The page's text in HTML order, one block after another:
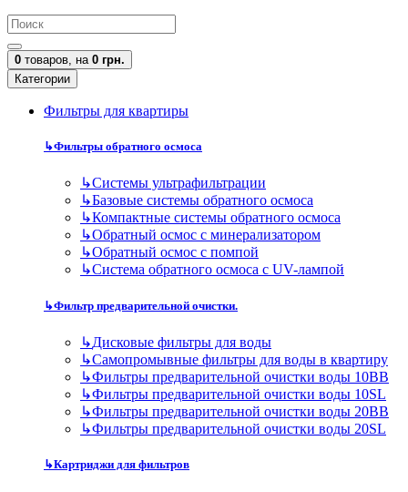
0 товаров, на 0 грн.
Категории
Фильтры для квартиры
↳Фильтры обратного осмоса
↳Cистемы ультрафильтрации
↳Базовые системы обратного осмоса
↳Компактные системы обратного осмоса
↳Обратный осмос с минерализатором
↳Обратный осмос с помпой
↳Система обратного осмоса с UV-лампой
↳Фильтр предварительной очистки.
↳Дисковые фильтры для воды
↳Самопромывные фильтры для воды в квартиру
↳Фильтры предварительной очистки воды 10BB
↳Фильтры предварительной очистки воды 10SL
↳Фильтры предварительной очистки воды 20BB
↳Фильтры предварительной очистки воды 20SL
↳Картриджи для фильтров